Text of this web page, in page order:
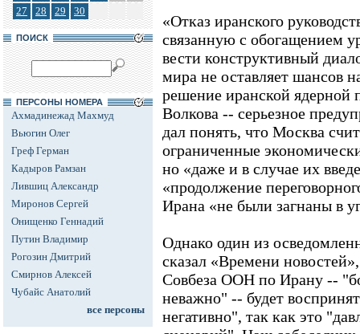
27
28 29 30
ПОИСК
ПЕРСОНЫ НОМЕРА
Ахмадинежад Махмуд
Вьюгин Олег
Греф Герман
Кадыров Рамзан
Лившиц Александр
Миронов Сергей
Онищенко Геннадий
Путин Владимир
Рогозин Дмитрий
Смирнов Алексей
Чубайс Анатолий
все персоны
«Отказ иранского
связанную с обогащением
вести конструктивный
мира не оставляет шансов
решение иранской
Волкова -- серьезное
дал понять, что Москва
ограниченные
но «даже и в случае их
«продолжение
Ирана «не были загнаны в
Однако один из
сказал «Времени
Совбеза ООН по Ирану --
неважно" -- будет
негативно", так как это